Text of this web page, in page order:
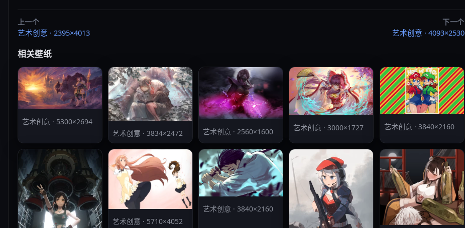
上一个
艺术创意 · 2395×4013
下一个
艺术创意 · 4093×2530
相关壁纸
艺术创意 · 5300×2694
艺术创意 · 3834×2472
艺术创意 · 2560×1600 艺术创意 · 3000×1727 艺术创意 · 3840×2160
艺术创意 · 5710×4052
艺术创意 · 3840×2160